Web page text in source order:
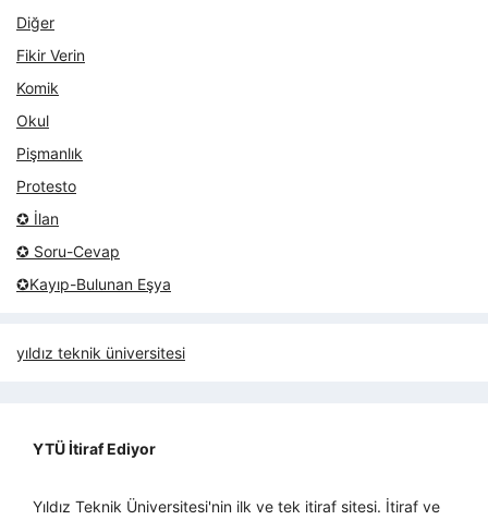
Diğer
Fikir Verin
Komik
Okul
Pişmanlık
Protesto
✪ İlan
✪ Soru-Cevap
✪Kayıp-Bulunan Eşya
yıldız teknik üniversitesi
YTÜ İtiraf Ediyor
Yıldız Teknik Üniversitesi'nin ilk ve tek itiraf sitesi. İtiraf ve